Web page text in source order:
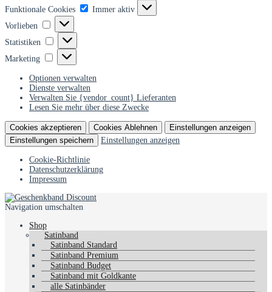
Funktionale Cookies
Cookies
Immer aktiv
Vorlieben
Vorlieben
Statistiken
Statistiken
Marketing
Marketing
Optionen verwalten
Dienste verwalten
Verwalten Sie {vendor_count} Lieferanten
Lesen Sie mehr über diese Zwecke
Cookies akzeptieren Cookies Ablehnen
Einstellungen anzeigen
Einstellungen speichern
Einstellungen anzeigen
Cookie-Richtlinie
Datenschutzerklärung
Impressum
Navigation umschalten
Shop
Satinband
Satinband Standard
Satinband Premium
Satinband Budget
Satinband mit Goldkante
alle Satinbänder